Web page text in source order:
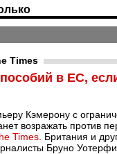
Times
в ЕС,
Кэмерону с
возражать против
Times . Британия и
Бруно